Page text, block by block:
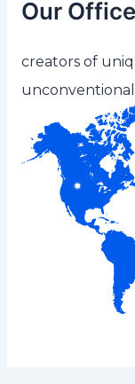
Our Office
creators of